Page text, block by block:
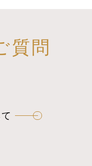
質問